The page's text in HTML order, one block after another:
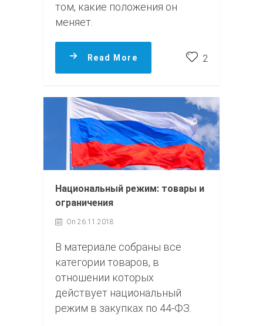
том, какие положения он
меняет.
Read More 2
Национальный режим: товары и
ограничения
On 26.11.2018
В материале собраны все
категории товаров, в
отношении которых
действует национальный
режим в закупках по 44-ФЗ.